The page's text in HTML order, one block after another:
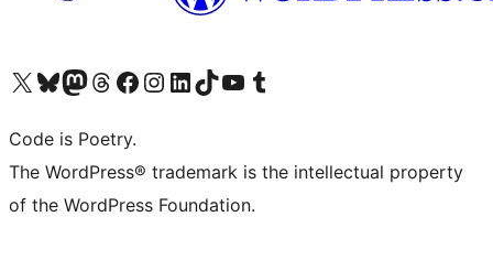
Navštivte náš účet na X (dříve Twitter)
Navštivte náš Bluesky účetNavštivte náš účet Mastodon
Navštivte náš Threads účetNavštivte naši stránku na Facebooku
Navštivte náš Instagram účetNavštivte náš LinkedIn účetNavštivte náš TikTok účetNavštivte náš YouTube kanálNavštivte náš Tumblr účet
Code is Poetry.
The WordPress® trademark is the intellectual property
of the WordPress Foundation.